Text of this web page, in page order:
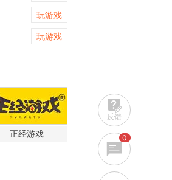
玩游戏
玩游戏
正经游戏
反馈
0